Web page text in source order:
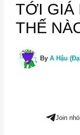
TỚI GIÁ
THẾ
By A Hậu
Join